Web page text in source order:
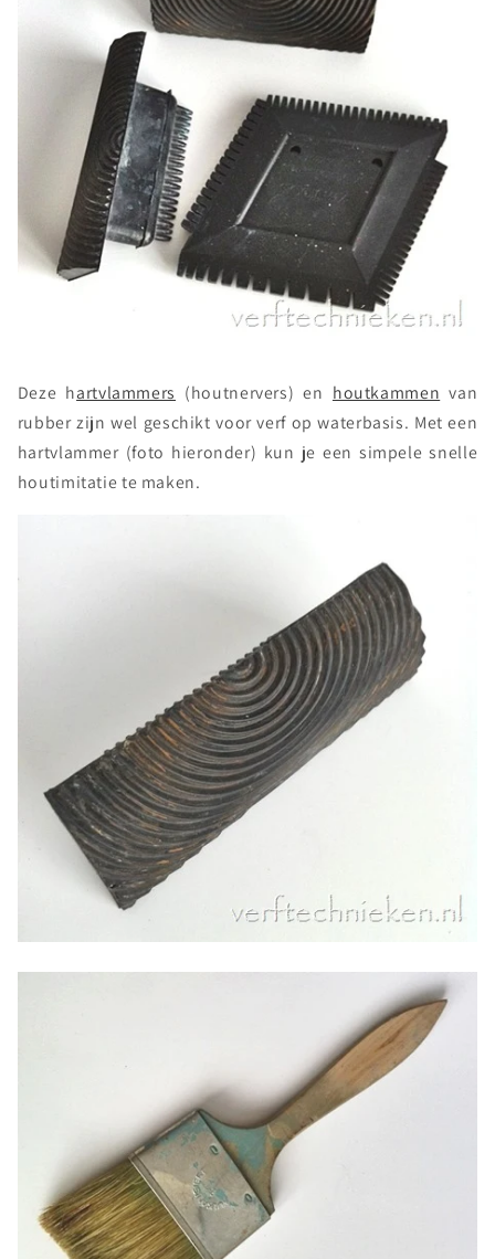
Deze hartvlammers (houtnervers) en houtkammen van
rubber zijn wel geschikt voor verf op waterbasis. Met een
hartvlammer (foto hieronder) kun je een simpele snelle
houtimitatie te maken.